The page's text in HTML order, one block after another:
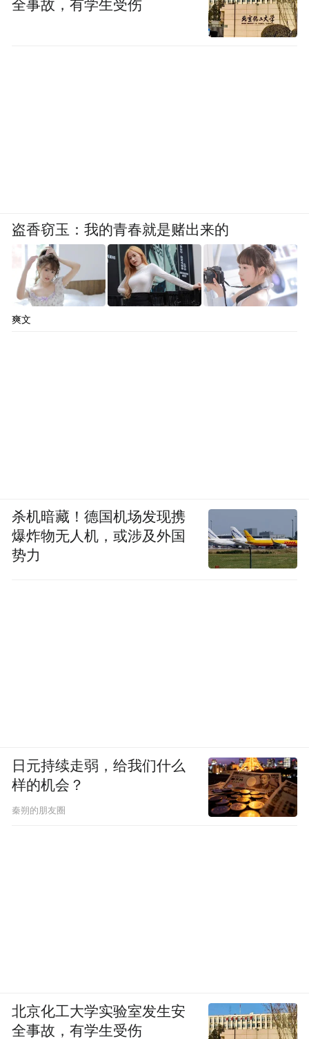
全事故，有学生受伤
盗香窃玉：我的青春就是赌出来的
爽文
杀机暗藏！德国机场发现携
爆炸物无人机，或涉及外国
势力
日元持续走弱，给我们什么
样的机会？
秦朔的朋友圈
北京化工大学实验室发生安
全事故，有学生受伤